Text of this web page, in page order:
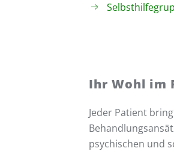
Ihr Wohl im
Jeder Patient
psychischen und